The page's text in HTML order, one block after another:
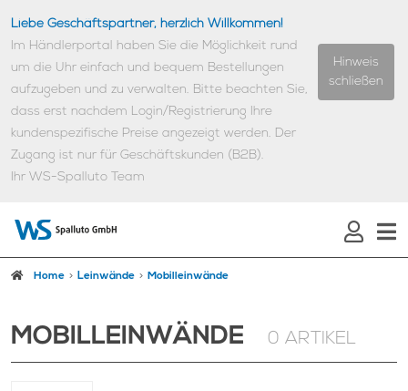
Liebe Geschäftspartner, herzlich Willkommen!
Im Händlerportal haben Sie die Möglichkeit rund
um die Uhr einfach und bequem Bestellungen
aufzugeben und zu verwalten. Bitte beachten Sie,
dass erst nachdem Login/Registrierung Ihre
kundenspezifische Preise angezeigt werden. Der
Zugang ist nur für Geschäftskunden (B2B).
Ihr WS-Spalluto Team
Hinweis
schließen
Home Leinwände Mobilleinwände
MOBILLEINWÄNDE 0 ARTIKEL